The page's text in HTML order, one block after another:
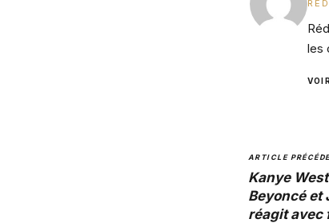
les
ARTICLE
Kanye
Beyoncé et
réagit avec